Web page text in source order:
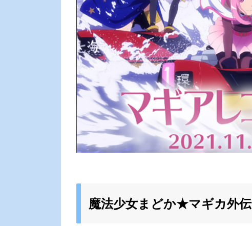
魔法少女まどか★マギカ外伝